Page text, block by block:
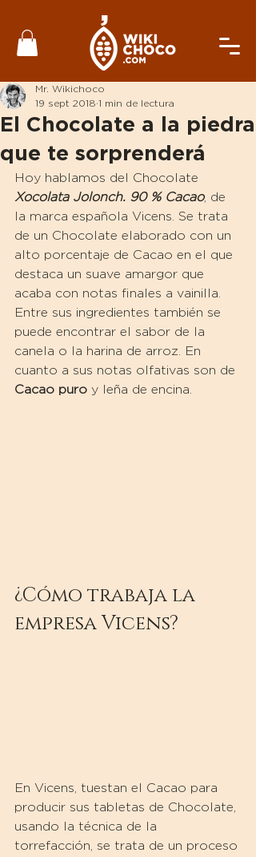
El Chocolate a la piedra
que te sorprenderá
Mr. Wikichoco
19 sept 2018 1 min de lectura
Hoy hablamos del Chocolate
Xocolata Jolonch. 90 % Cacao, de
la marca española Vicens. Se trata
de un Chocolate elaborado con un
alto porcentaje de Cacao en el que
destaca un suave amargor que
acaba con notas finales a vainilla.
Entre sus ingredientes también se
puede encontrar el sabor de la
canela o la harina de arroz. En
cuanto a sus notas olfativas son de
Cacao puro y leña de encina.
¿Cómo trabaja la
empresa Vicens?
En Vicens, tuestan el Cacao para
producir sus tabletas de Chocolate,
usando la técnica de la
torrefacción, se trata de un proceso